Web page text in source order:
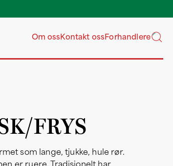
Om ossKontakt ossForhandlere
FRYS
som lange, tjukke, hule rør.